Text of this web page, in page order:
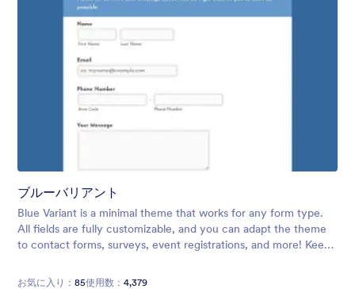
ブルーバリアント
Blue Variant is a minimal theme that works for any form type.
All fields are fully customizable, and you can adapt the theme
to contact forms, surveys, event registrations, and more! Keep
お気に入り： 85使用数： 4,379